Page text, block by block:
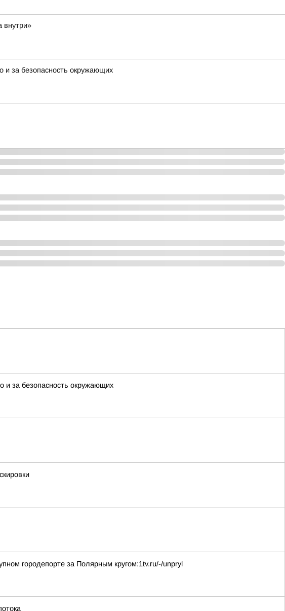
внутри»
и за безопасность окружающих
и за безопасность окружающих
городепорте за Полярным кругом:1tv.ru/-/unpryl